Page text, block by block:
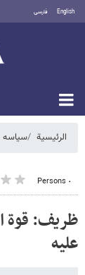
English فارسی
الرئيسية سیاسه
٠ Persons
ظریف: قوة
علیه